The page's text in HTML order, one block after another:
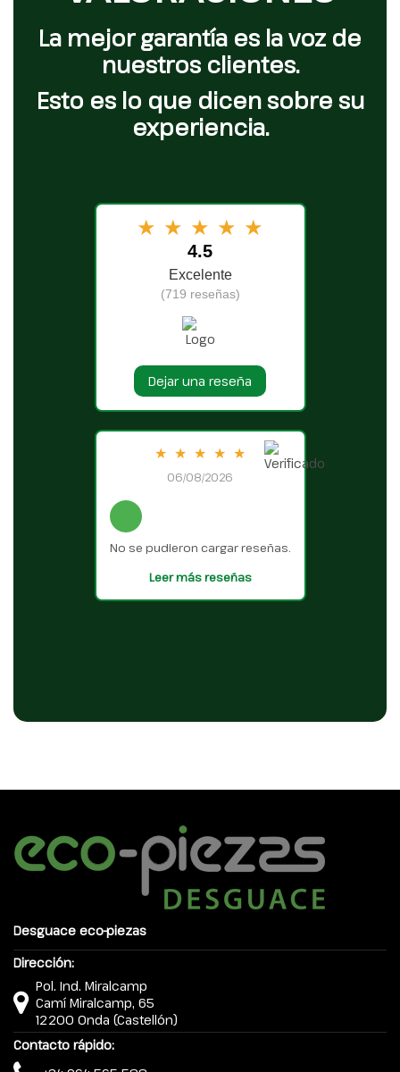
La mejor garantía es la voz de
nuestros clientes.
Esto es lo que dicen sobre su
experiencia.
★ ★ ★ ★ ★
4.5
Excelente
(719 reseñas)
Dejar una reseña
★ ★ ★ ★ ★
06/08/2026
No se pudieron cargar reseñas.
Leer más reseñas
Desguace eco-piezas
Dirección:
Pol. Ind. Miralcamp
Camí Miralcamp, 65
12200 Onda (Castellón)
Contacto rápido: